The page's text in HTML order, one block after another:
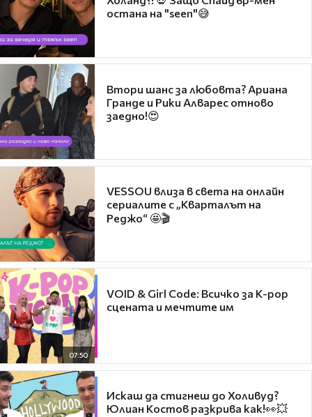
остана на "seen"😅
Втори шанс за любовта? Ариана
Гранде и Рики Алварес отново
заедно!😍
VESSOU влиза в света на онлайн
сериалите с „Кварталът на
Реджо“ 🤩🎬
07:50
VOID & Girl Code: Всичко за K-pop
сцената и мечтите им
Искаш да стигнеш до Холивуд?
Юлиан Костов разкрива как!👀💥